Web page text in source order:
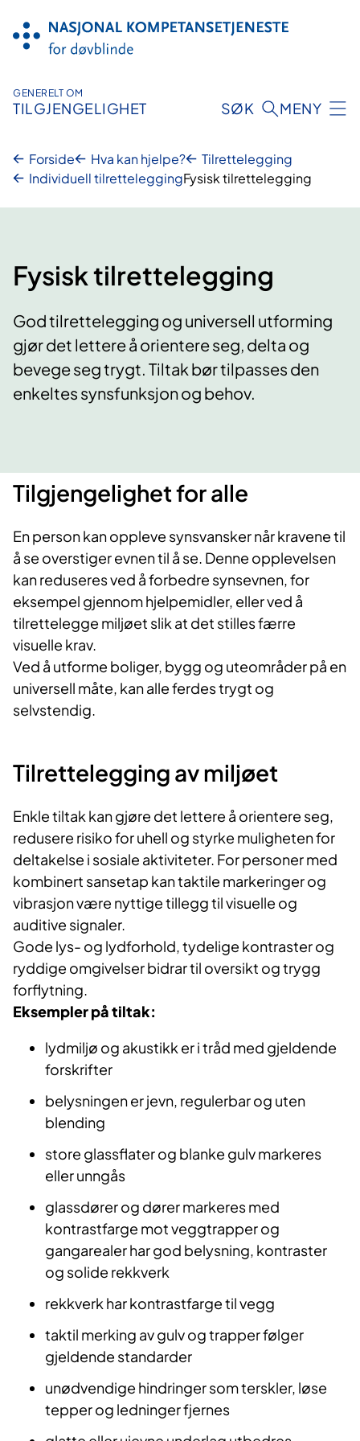
innhold
GENERELT OM
TILGJENGELIGHET SØK MENY
Forside Hva kan hjelpe?
Tilrettelegging
Individuell tilretteleggingFysisk tilrettelegging
Fysisk tilrettelegging
God tilrettelegging og universell utforming
gjør det lettere å orientere seg, delta og
bevege seg trygt. Tiltak bør tilpasses den
enkeltes synsfunksjon og behov.
Tilgjengelighet for alle
En person kan oppleve synsvansker når kravene til
å se overstiger evnen til å se. Denne opplevelsen
kan reduseres ved å forbedre synsevnen, for
eksempel gjennom hjelpemidler, eller ved å
tilrettelegge miljøet slik at det stilles færre
visuelle krav.
Ved å utforme boliger, bygg og uteområder på en
universell måte, kan alle ferdes trygt og
selvstendig.
Tilrettelegging av miljøet
Enkle tiltak kan gjøre det lettere å orientere seg,
redusere risiko for uhell og styrke muligheten for
deltakelse i sosiale aktiviteter. For personer med
kombinert sansetap kan taktile markeringer og
vibrasjon være nyttige tillegg til visuelle og
auditive signaler.
Gode lys- og lydforhold, tydelige kontraster og
ryddige omgivelser bidrar til oversikt og trygg
forflytning.
Eksempler på tiltak:
lydmiljø og akustikk er i tråd med gjeldende
forskrifter
belysningen er jevn, regulerbar og uten
blending
store glassflater og blanke gulv markeres
eller unngås
glassdører og dører markeres med
kontrastfarge mot veggtrapper og
gangarealer har god belysning, kontraster
og solide rekkverk
rekkverk har kontrastfarge til vegg
taktil merking av gulv og trapper følger
gjeldende standarder
unødvendige hindringer som terskler, løse
tepper og ledninger fjernes